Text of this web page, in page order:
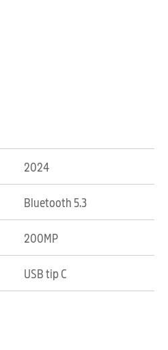
2024
Bluetooth 5.3
200MP
USB tip C